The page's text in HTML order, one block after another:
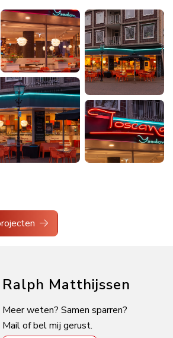
Ralph Matthijssen
Meer weten? Samen sparren?
Mail of bel mij gerust.